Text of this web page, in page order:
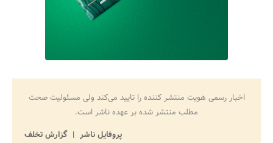
اخبار رسمی هویت منتشر کننده را تایید می‌کند ولی مسئولیت صحت
مطلب منتشر شده بر عهده ناشر است.
پروفایل ناشر
گزارش تخلف